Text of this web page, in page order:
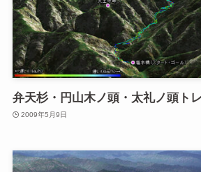
弁天杉・円山木ノ頭・太礼ノ頭ト
2009年5月9日